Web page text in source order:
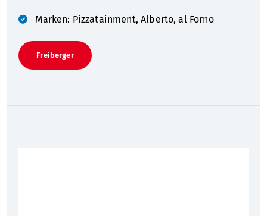
Marken: Pizzatainment, Alberto, al Forno
Freiberger